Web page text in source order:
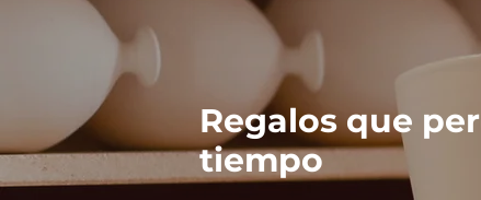
Regalos que
tiempo